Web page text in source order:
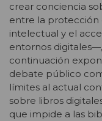
crear conciencia
entre la protección
intelectual y el
entornos digitales—,
continuación
debate público
límites al actual
sobre libros
que impide a las